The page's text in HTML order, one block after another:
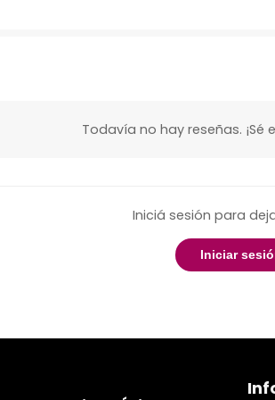
Todavía no hay reseñas. ¡Sé
Iniciá sesión para
Iniciar